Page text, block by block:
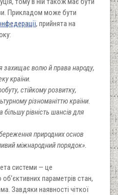
Прикладом може бути
, прийнята на
волю й права народу,
країни.
стійкому розвитку,
різноманіттю країни.
рівність шансів для
природних основ
міжнародний порядок».
системи — це
параметрів стан,
Завдяки наявності чіткої